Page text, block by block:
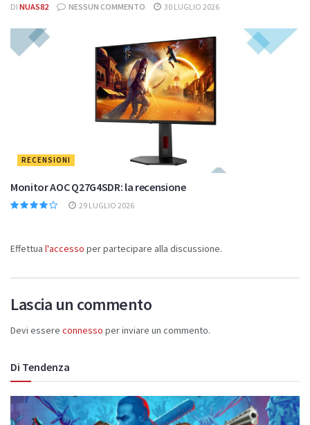
DI NUAS82 NESSUN COMMENTO 30 LUGLIO 2026
RECENSIONI
Monitor AOC Q27G4SDR: la recensione
29 LUGLIO 2026
Effettua l'accesso per partecipare alla discussione.
Lascia un commento
Devi essere connesso per inviare un commento.
Di Tendenza